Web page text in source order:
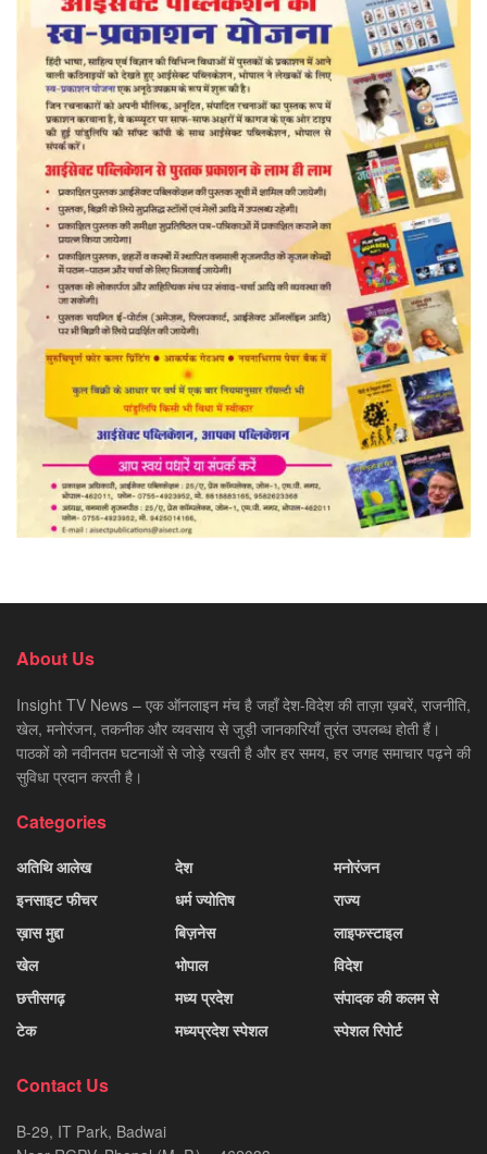
About Us
Insight TV News – एक ऑनलाइन मंच है जहाँ देश-विदेश की ताज़ा ख़बरें, राजनीति,
खेल, मनोरंजन, तकनीक और व्यवसाय से जुड़ी जानकारियाँ तुरंत उपलब्ध होती हैं।
पाठकों को नवीनतम घटनाओं से जोड़े रखती है और हर समय, हर जगह समाचार पढ़ने की
सुविधा प्रदान करती है।
Categories
अतिथि आलेख
इनसाइट फीचर
ख़ास मुद्दा
खेल
छत्तीसगढ़
टेक
देश
धर्म ज्योतिष
बिज़नेस
भोपाल
मध्य प्रदेश
मध्यप्रदेश स्पेशल
मनोरंजन
राज्य
लाइफस्टाइल
विदेश
संपादक की कलम से
स्पेशल रिपोर्ट
Contact Us
B-29, IT Park, Badwai